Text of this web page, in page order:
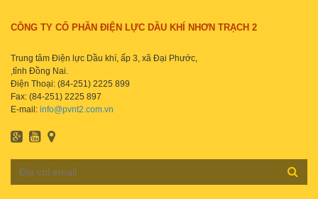
CÔNG TY CỔ PHẦN ĐIỆN LỰC DẦU KHÍ NHƠN TRẠCH 2
Trung tâm Điện lực Dầu khí, ấp 3, xã Đại Phước,
,tỉnh Đồng Nai.
Điện Thoại: (84-251) 2225 899
Fax: (84-251) 2225 897
E-mail: info@pvnt2.com.vn